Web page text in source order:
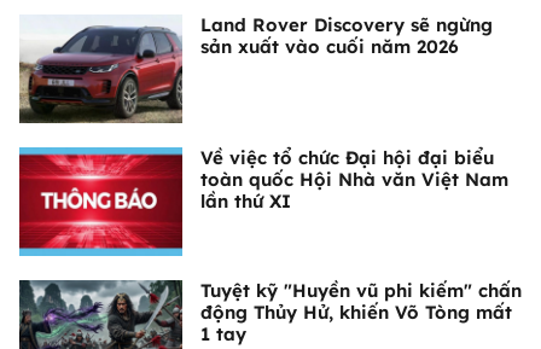
Land Rover Discovery sẽ ngừng
sản xuất vào cuối năm 2026
Về việc tổ chức Đại hội đại biểu
toàn quốc Hội Nhà văn Việt Nam
lần thứ XI
Tuyệt kỹ "Huyền vũ phi kiếm" chấn
động Thủy Hử, khiến Võ Tòng mất
1 tay